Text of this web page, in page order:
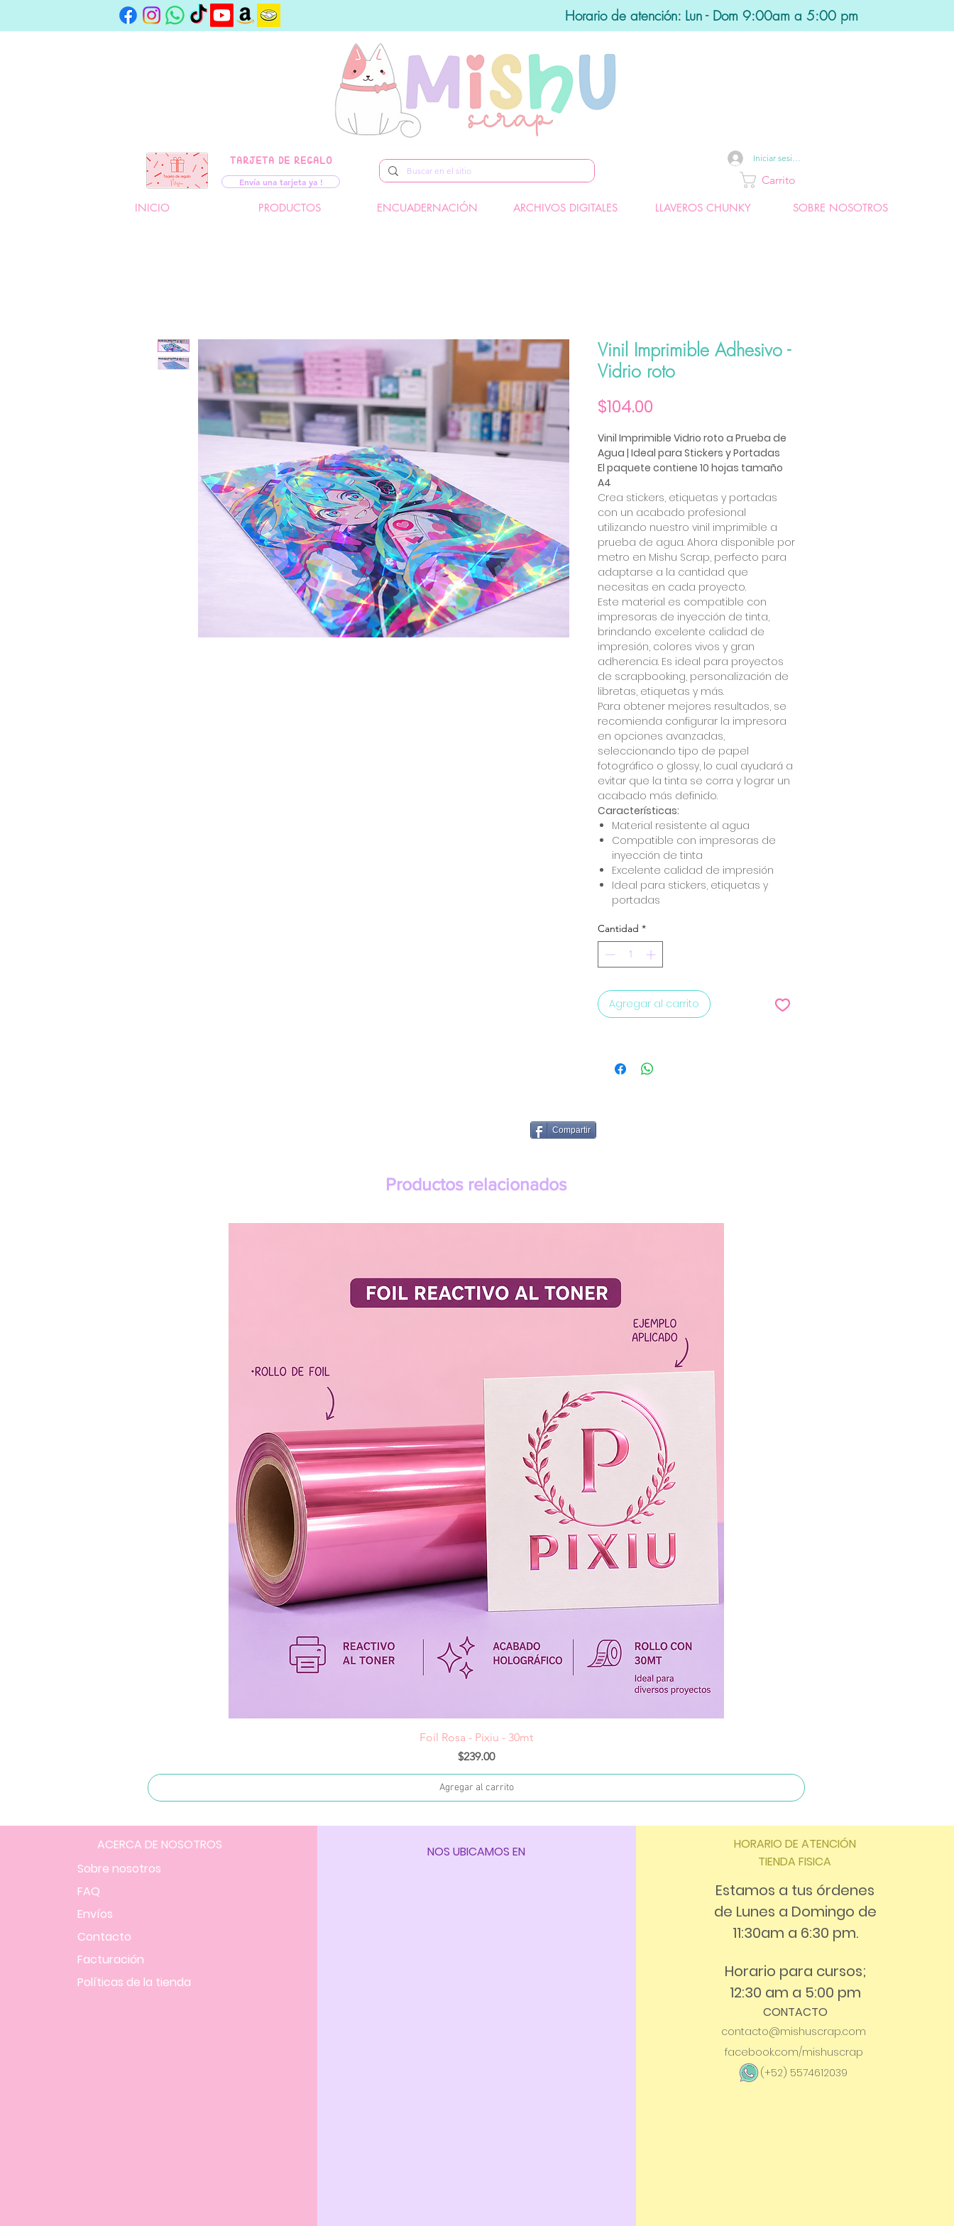
Horario de atención: Lun - Dom 9:00am a 5:00 pm
TARJETA DE REGALO
Envía una tarjeta ya !
Iniciar sesión
Carrito
INICIO PRODUCTOS ENCUADERNACIÓN ARCHIVOS DIGITALES LLAVEROS CHUNKY SOBRE NOSOTROS
Vinil Imprimible Adhesivo -
Vidrio roto
$104.00
Vinil Imprimible Vidrio roto a Prueba de
Agua | Ideal para Stickers y Portadas
El paquete contiene 10 hojas tamaño
A4
Crea stickers, etiquetas y portadas
con un acabado profesional
utilizando nuestro vinil imprimible a
prueba de agua. Ahora disponible por
metro en Mishu Scrap, perfecto para
adaptarse a la cantidad que
necesitas en cada proyecto.
Este material es compatible con
impresoras de inyección de tinta,
brindando excelente calidad de
impresión, colores vivos y gran
adherencia. Es ideal para proyectos
de scrapbooking, personalización de
libretas, etiquetas y más.
Para obtener mejores resultados, se
recomienda configurar la impresora
en opciones avanzadas,
seleccionando tipo de papel
fotográfico o glossy, lo cual ayudará a
evitar que la tinta se corra y lograr un
acabado más definido.
Características:
Material resistente al agua
Compatible con impresoras de
inyección de tinta
Excelente calidad de impresión
Ideal para stickers, etiquetas y
portadas
Cantidad *
Agregar al carrito
Compartir
Productos relacionados
Vista rápida
Foil Rosa - Pixiu - 30mt
Precio
$239.00
Agregar al carrito
ACERCA DE NOSOTROS
Sobre nosotros
FAQ
Envíos
Contacto
Facturación
Políticas de la tienda
NOS UBICAMOS EN
HORARIO DE ATENCIÓN
TIENDA FISICA
Estamos a tus órdenes
de Lunes a Domingo de
11:30am a 6:30 pm.
Horario para cursos;
12:30 am a 5:00 pm
CONTACTO
contacto@mishuscrap.com
facebook.com/mishuscrap
(+52) 5574612039